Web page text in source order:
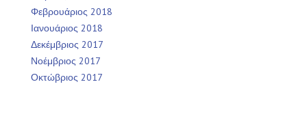
Φεβρουάριος 2018
Ιανουάριος 2018
Δεκέμβριος 2017
Νοέμβριος 2017
Οκτώβριος 2017